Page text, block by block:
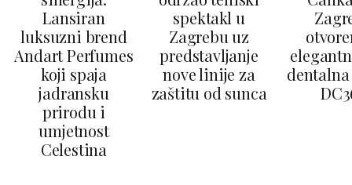
Lansiran
luksuzni brend
Andart Perfumes
koji spaja
jadransku
prirodu i
umjetnost
Celestina
spektakl u
Zagrebu uz
predstavljanje
nove linije za
zaštitu od sunca